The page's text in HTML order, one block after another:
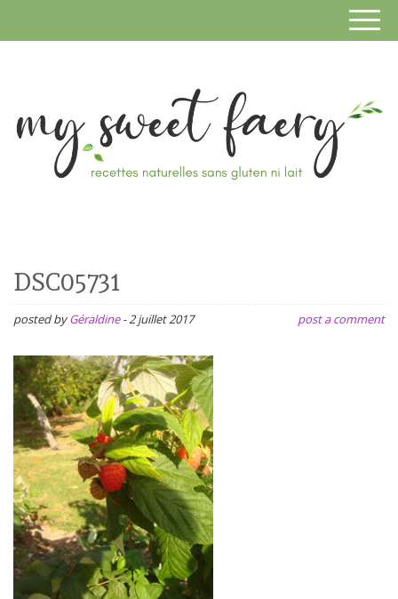
SANS
GLUTEN,
SANS
SANS
SOJA,
SANS
ŒUFS
DSC05731
posted byGéraldine -2 juillet 2017 post a comment